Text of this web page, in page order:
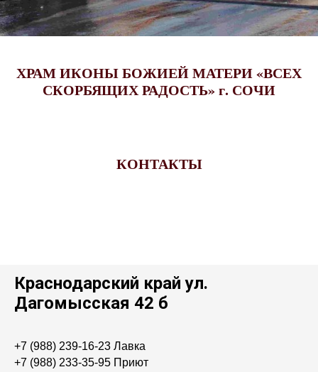
ХРАМ ИКОНЫ БОЖИЕЙ МАТЕРИ«ВСЕХ
СКОРБЯЩИХ РАДОСТЬ»г. СОЧИ
КОНТАКТЫ
Краснодарский край ул.
Дагомысская 42 б
+7 (988) 239-16-23 Лавка
+7 (988) 233-35-95 Приют